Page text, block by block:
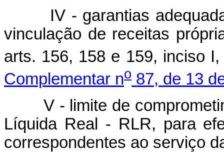
IV - garantias
vinculação de receitas
arts. 156, 158 e 159, inciso
Complementar no 87, de 13
V - limite de
Líquida Real - RLR, para
correspondentes ao serviço